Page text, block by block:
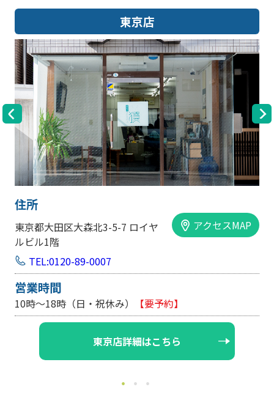
東京店
住所
東京都大田区大森北3-5-7 ロイヤ
ルビル1階
アクセスMAP
TEL:0120-89-0007
営業時間
10時～18時（日・祝休み） 【要予約】
東京店詳細はこちら